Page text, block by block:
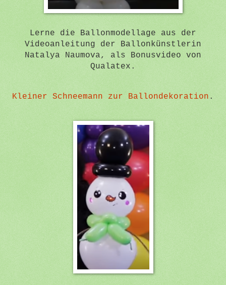
Lerne die Ballonmodellage aus der
Videoanleitung der Ballonkünstlerin
Natalya Naumova, als Bonusvideo von
Qualatex.
Kleiner Schneemann zur Ballondekoration .